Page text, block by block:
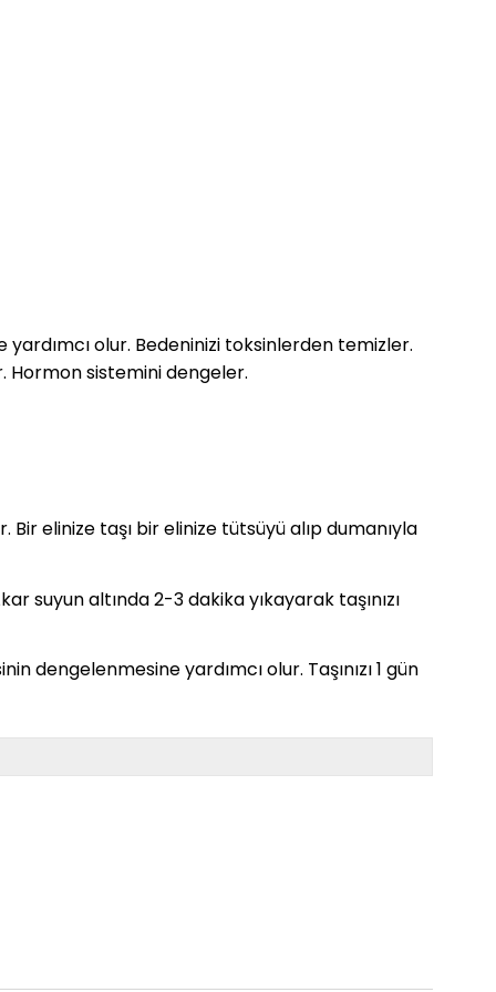
olur. Bedeninizi toksinlerden temizler.
Hormon sistemini dengeler.
elinize taşı bir elinize tütsüyü alıp dumanıyla
suyun altında 2-3 dakika yıkayarak taşınızı
dengelenmesine yardımcı olur. Taşınızı 1 gün